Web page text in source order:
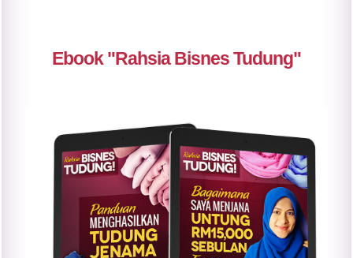
Ebook "Rahsia Bisnes Tudung"